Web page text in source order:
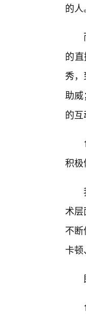
的人
的
秀
助
的互
积极
术
不
卡顿